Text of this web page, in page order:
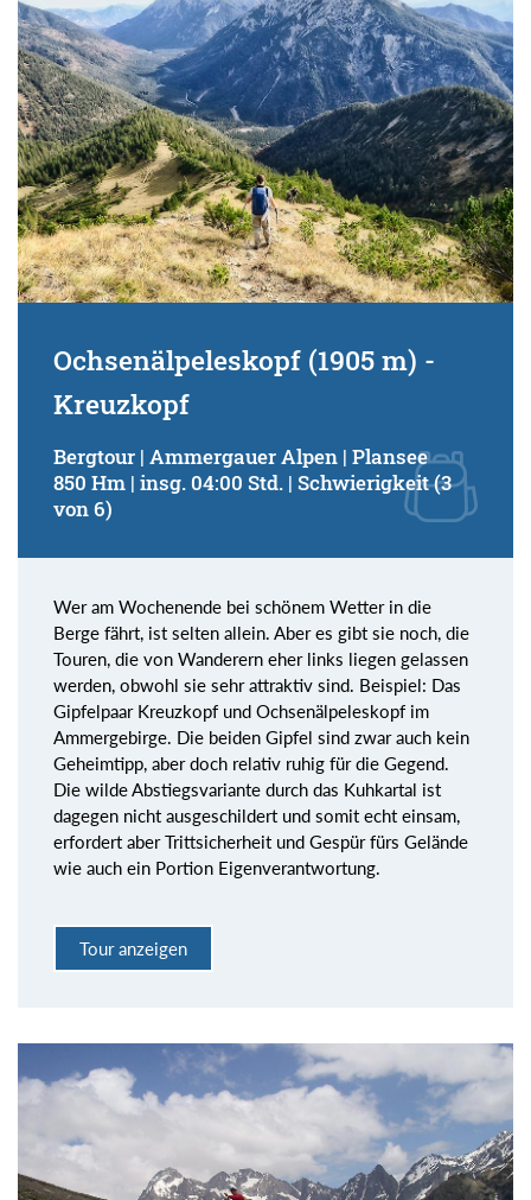
Ochsenälpeleskopf (1905 m) -
Kreuzkopf
Bergtour | Ammergauer Alpen | Plansee
850 Hm | insg. 04:00 Std. | Schwierigkeit (3
von 6)
Wer am Wochenende bei schönem Wetter in die
Berge fährt, ist selten allein. Aber es gibt sie noch, die
Touren, die von Wanderern eher links liegen gelassen
werden, obwohl sie sehr attraktiv sind. Beispiel: Das
Gipfelpaar Kreuzkopf und Ochsenälpeleskopf im
Ammergebirge. Die beiden Gipfel sind zwar auch kein
Geheimtipp, aber doch relativ ruhig für die Gegend.
Die wilde Abstiegsvariante durch das Kuhkartal ist
dagegen nicht ausgeschildert und somit echt einsam,
erfordert aber Trittsicherheit und Gespür fürs Gelände
wie auch ein Portion Eigenverantwortung.
Tour anzeigen